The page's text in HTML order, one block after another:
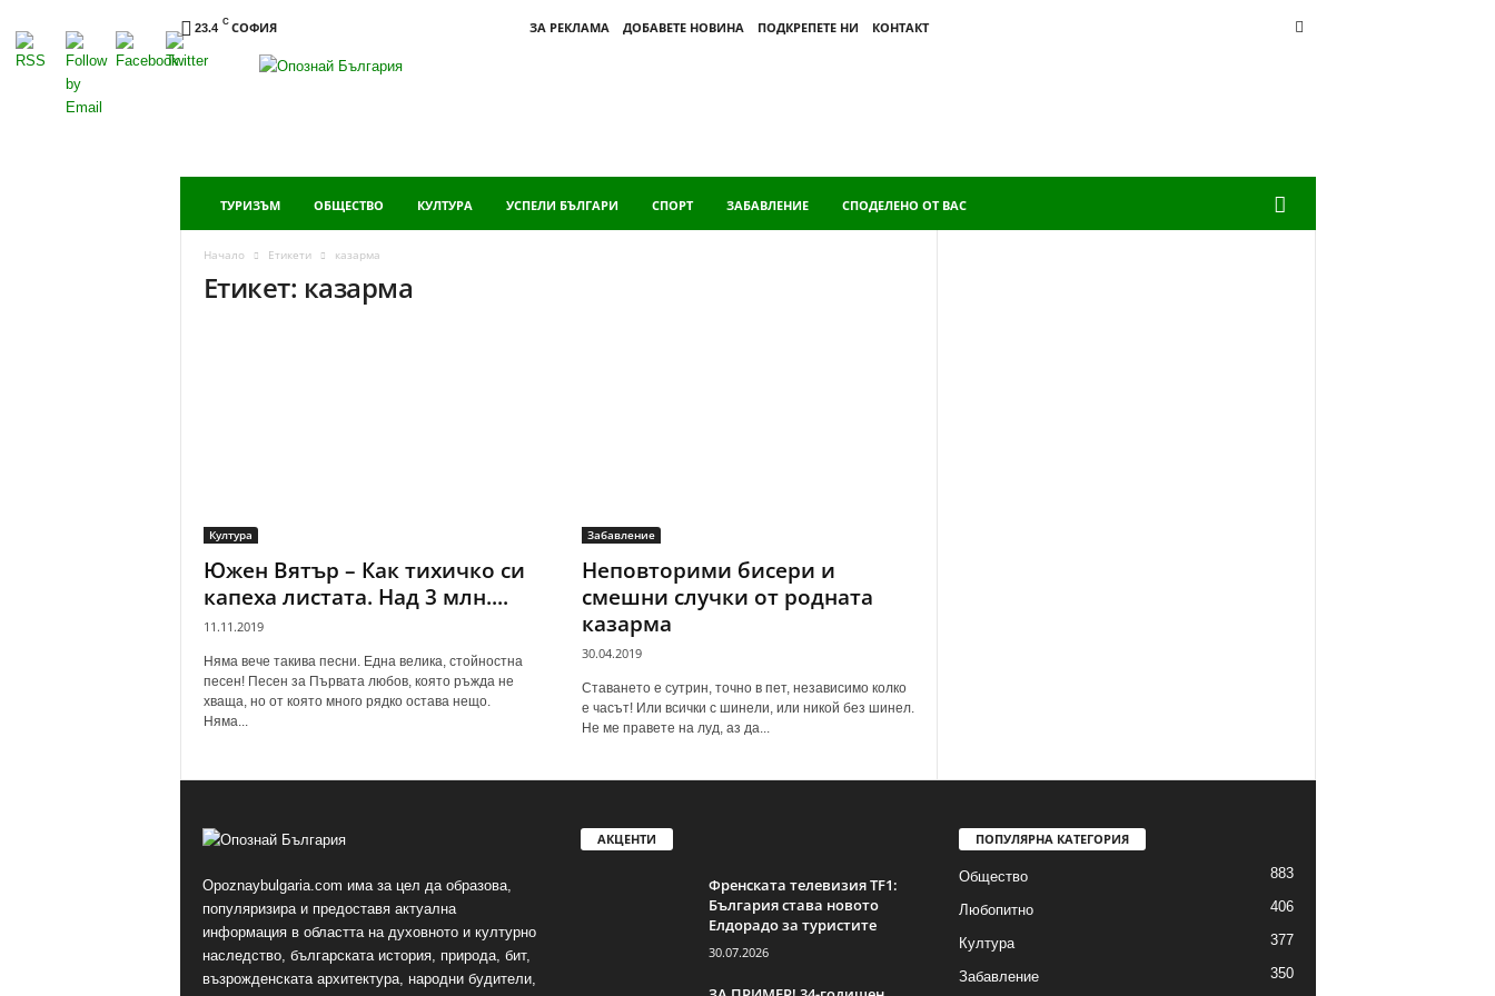
23.4 C СОФИЯ ЗА РЕКЛАМА ДОБАВЕТЕ НОВИНА ПОДКРЕПЕТЕ НИ
КОНТАКТ
Опознай
ТУРИЗЪМ ОБЩЕСТВО КУЛТУРА УСПЕЛИ БЪЛГАРИ СПОРТ ЗАБАВЛЕНИЕ СПОДЕЛЕНО ОТ ВАС
Начало Етикети казарма
Етикет: казарма
Култура
Южен Вятър – Как тихичко си
капеха листата. Над 3 млн....
11.11.2019
Няма вече такива песни. Една велика, стойностна
песен! Песен за Първата любов, която ръжда не
хваща, но от която много рядко остава нещо.
Няма...
Забавление
Неповторими бисери и
смешни случки от родната
казарма
30.04.2019
Ставането е сутрин, точно в пет, независимо колко
е часът! Или всички с шинели, или никой без шинел.
Не ме правете на луд, аз да...
Opoznaybulgaria.com има за цел да образова,
популяризира и предоставя актуална
информация в областта на духовното и културно
наследство, българската история, природа, бит,
възрожденската архитектура, народни будители,
АКЦЕНТИ
Френската телевизия TF1:
България става новото
Елдорадо за туристите
30.07.2026
ПОПУЛЯРНА КАТЕГОРИЯ
Общество 883
Любопитно 406
Култура 377
Забавление 350